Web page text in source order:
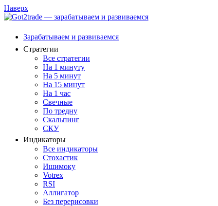
Наверх
Зарабатываем и развиваемся
Стратегии
Все стратегии
На 1 минуту
На 5 минут
На 15 минут
На 1 час
Свечные
По тредну
Скальпинг
СКУ
Индикаторы
Все индикаторы
Стохастик
Ишимоку
Votrex
RSI
Аллигатор
Без перерисовки